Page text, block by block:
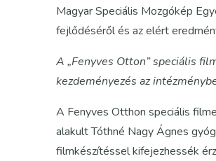
Magyar Speciális Mozgókép
fejlődéséről és az elért
A „Fenyves Otton” speciális
kezdeményezés az
A Fenyves Otthon speciális
alakult Tóthné Nagy Ágnes
filmkészítéssel kifejezhessék